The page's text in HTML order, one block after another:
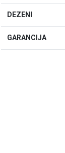
DEZENI
GARANCIJA